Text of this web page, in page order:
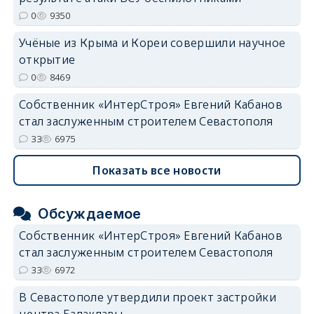
0 9350
Учёные из Крыма и Кореи совершили научное
открытие
0 8469
Собственник «ИнтерСтроя» Евгений Кабанов
стал заслуженным строителем Севастополя
33 6975
Показать все новости
Обсуждаемое
Собственник «ИнтерСтроя» Евгений Кабанов
стал заслуженным строителем Севастополя
33 6972
В Севастополе утвердили проект застройки